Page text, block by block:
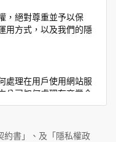
，絕對尊重並予以保
用方式，以及我們的隱
處理在用戶使用網站服
公司如何處理在商業合
資料。隱私權保護政策
廣告廠商連結，這些置
約書」、及「隱私權政